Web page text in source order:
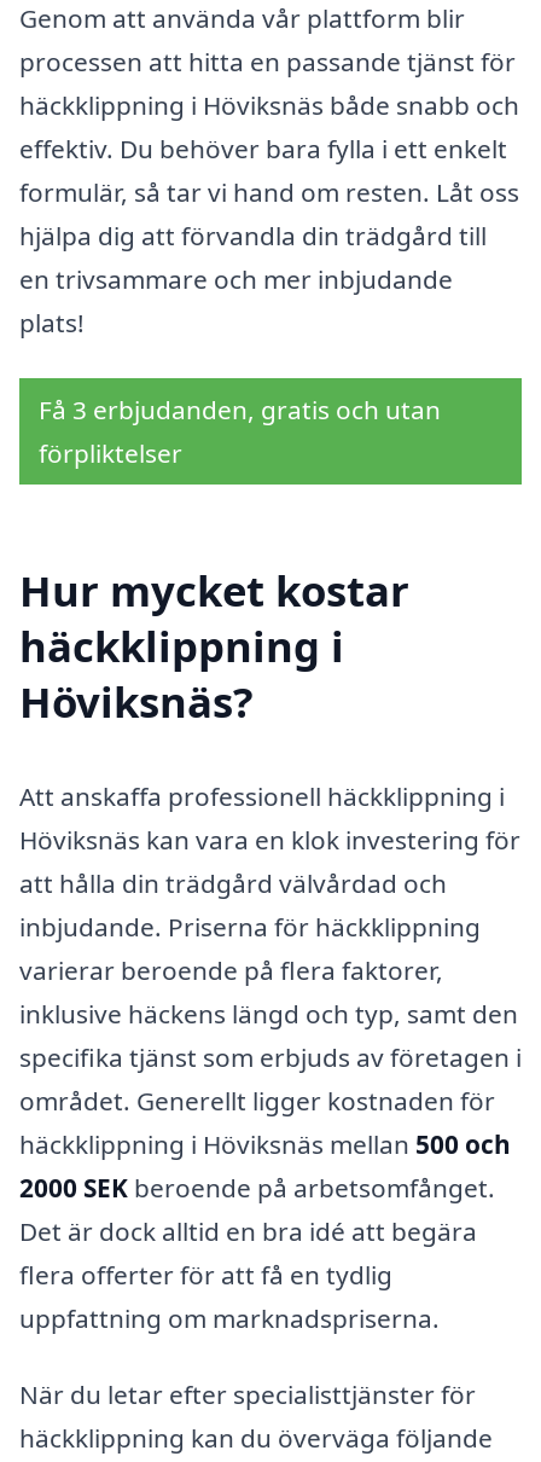
Genom att använda vår plattform blir
processen att hitta en passande tjänst för
häckklippning i Höviksnäs både snabb och
effektiv. Du behöver bara fylla i ett enkelt
formulär, så tar vi hand om resten. Låt oss
hjälpa dig att förvandla din trädgård till
en trivsammare och mer inbjudande
plats!
Få 3 erbjudanden, gratis och utan
förpliktelser
Hur mycket kostar
häckklippning i
Höviksnäs?
Att anskaffa professionell häckklippning i
Höviksnäs kan vara en klok investering för
att hålla din trädgård välvårdad och
inbjudande. Priserna för häckklippning
varierar beroende på flera faktorer,
inklusive häckens längd och typ, samt den
specifika tjänst som erbjuds av företagen i
området. Generellt ligger kostnaden för
häckklippning i Höviksnäs mellan 500 och
2000 SEK beroende på arbetsomfånget.
Det är dock alltid en bra idé att begära
flera offerter för att få en tydlig
uppfattning om marknadspriserna.
När du letar efter specialisttjänster för
häckklippning kan du överväga följande